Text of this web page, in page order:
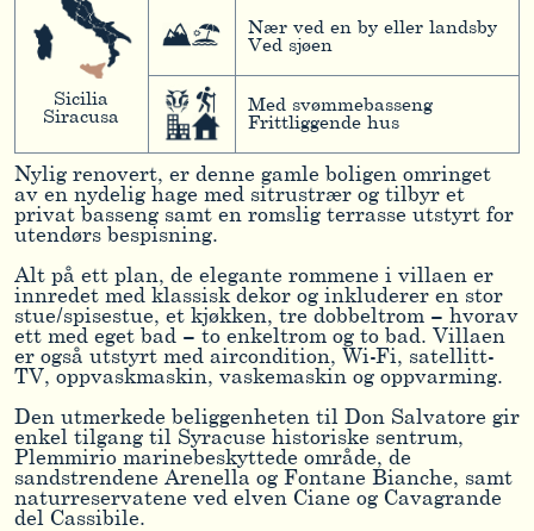
Sicilia
Siracusa
Nær ved en by eller landsby
Ved sjøen
Med svømmebasseng
Frittliggende hus
Nylig renovert, er denne gamle boligen omringet
av en nydelig hage med sitrustrær og tilbyr et
privat basseng samt en romslig terrasse utstyrt for
utendørs bespisning.
Alt på ett plan, de elegante rommene i villaen er
innredet med klassisk dekor og inkluderer en stor
stue/spisestue, et kjøkken, tre dobbeltrom – hvorav
ett med eget bad – to enkeltrom og to bad. Villaen
er også utstyrt med aircondition, Wi-Fi, satellitt-
TV, oppvaskmaskin, vaskemaskin og oppvarming.
Den utmerkede beliggenheten til Don Salvatore gir
enkel tilgang til Syracuse historiske sentrum,
Plemmirio marinebeskyttede område, de
sandstrendene Arenella og Fontane Bianche, samt
naturreservatene ved elven Ciane og Cavagrande
del Cassibile.